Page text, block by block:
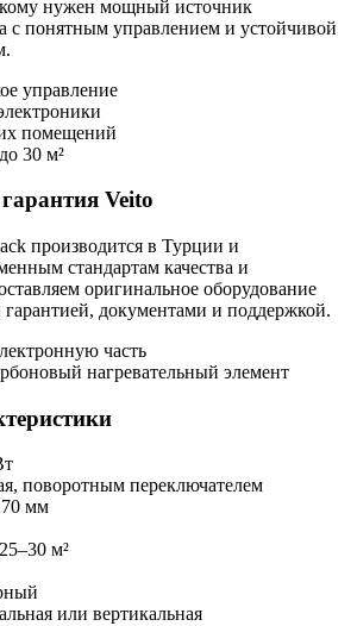
кому нужен мощный источник
с понятным управлением и устойчивой
управление
помещений
30 м²
Veito
производится в Турции и
стандартам качества и
оригинальное оборудование
документами и поддержкой.
часть
нагревательный элемент
поворотным переключателем
мм
м²
или вертикальная